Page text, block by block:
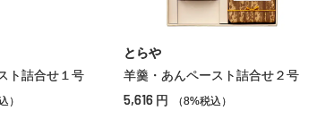
ト詰合せ１号
）
とらや
羊羹・あんペースト詰合せ２号
5,616 円 （8%税込）